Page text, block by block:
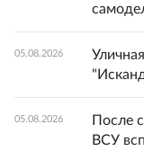
05.08.2026
05.08.2026
После
ВСУ